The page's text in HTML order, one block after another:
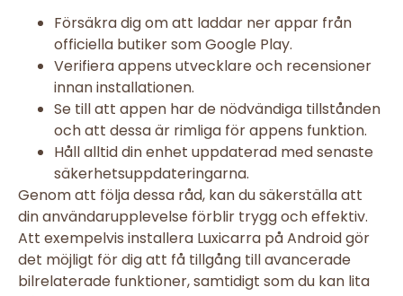
Försäkra dig om att laddar ner appar från
officiella butiker som Google Play.
Verifiera appens utvecklare och recensioner
innan installationen.
Se till att appen har de nödvändiga tillstånden
och att dessa är rimliga för appens funktion.
Håll alltid din enhet uppdaterad med senaste
säkerhetsuppdateringarna.
Genom att följa dessa råd, kan du säkerställa att
din användarupplevelse förblir trygg och effektiv.
Att exempelvis installera Luxicarra på Android gör
det möjligt för dig att få tillgång till avancerade
bilrelaterade funktioner, samtidigt som du kan lita